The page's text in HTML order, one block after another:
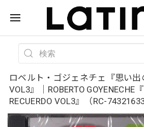
ロベルト・ゴジェネチェ『思い
VOL3』｜ROBERTO GOYENECHE
RECUERDO VOL3』（RC-